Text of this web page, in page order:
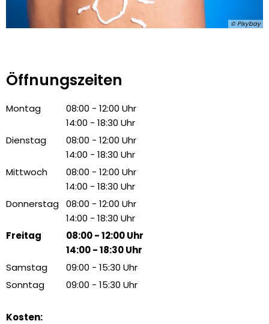
© Pixybay
Öffnungszeiten
Montag 08:00 - 12:00 Uhr
Von 08:00 bis 12:00 Uhr
14:00 - 18:30 Uhr
Von 14:00 bis 18:30 Uhr
Dienstag 08:00 - 12:00 Uhr
Von 08:00 bis 12:00 Uhr
14:00 - 18:30 Uhr
Von 14:00 bis 18:30 Uhr
Mittwoch 08:00 - 12:00 Uhr
Von 08:00 bis 12:00 Uhr
14:00 - 18:30 Uhr
Von 14:00 bis 18:30 Uhr
Donnerstag 08:00 - 12:00 Uhr
Von 08:00 bis 12:00 Uhr
14:00 - 18:30 Uhr
Von 14:00 bis 18:30 Uhr
Freitag 08:00-12:00Uhr
Von 08:00 bis 12:00 Uhr
14:00-18:30Uhr
Von 14:00 bis 18:30 Uhr
Samstag 09:00 - 15:30 Uhr
Von 09:00 bis 15:30 Uhr
Sonntag 09:00 - 15:30 Uhr
Kosten: